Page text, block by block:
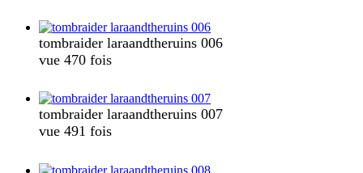
tombraider laraandtheruins 006
vue 470 fois
tombraider laraandtheruins 007
vue 491 fois